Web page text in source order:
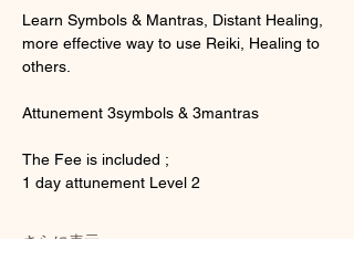
Learn Symbols & Mantras, Distant Healing,
more effective way to use Reiki, Healing to
others.
Attunement 3symbols & 3mantras
The Fee is included ;
1 day attunement Level 2
さらに表示